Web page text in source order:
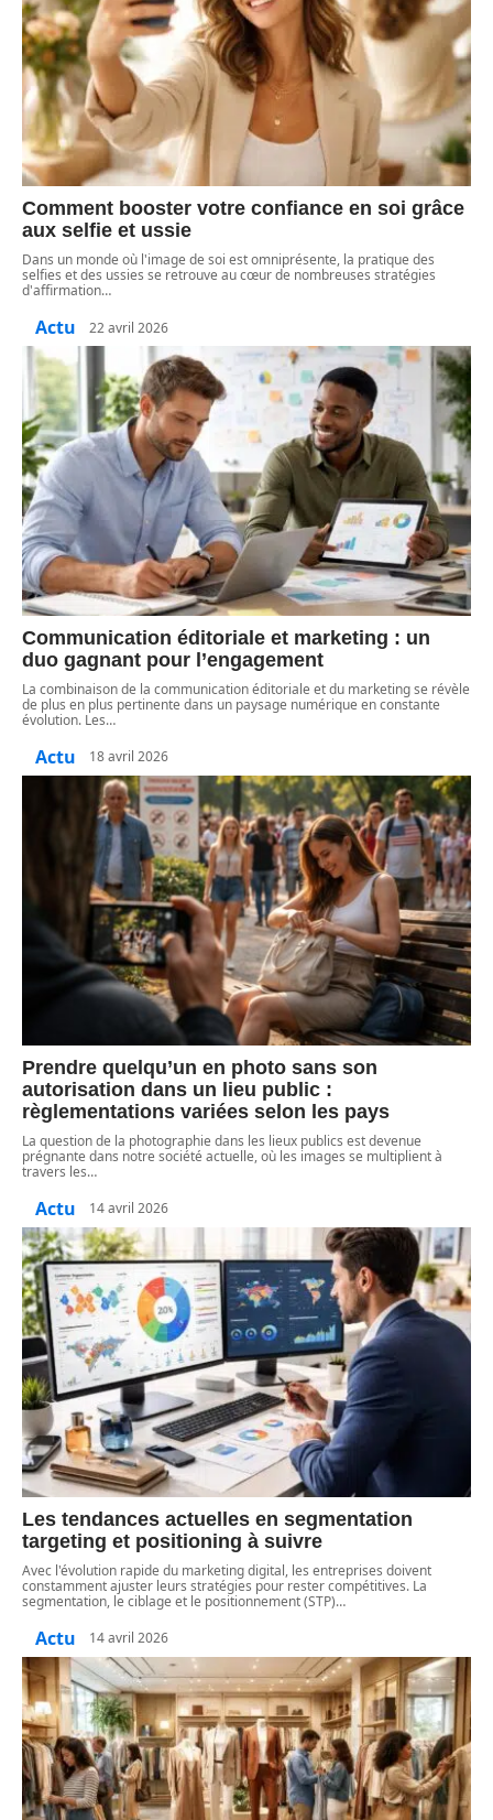
Comment booster votre confiance en soi grâce
aux selfie et ussie
Dans un monde où l'image de soi est omniprésente, la pratique des
selfies et des ussies se retrouve au cœur de nombreuses stratégies
d'affirmation…
Actu 22 avril 2026
Communication éditoriale et marketing : un
duo gagnant pour l’engagement
La combinaison de la communication éditoriale et du marketing se révèle
de plus en plus pertinente dans un paysage numérique en constante
évolution. Les…
Actu 18 avril 2026
Prendre quelqu’un en photo sans son
autorisation dans un lieu public :
règlementations variées selon les pays
La question de la photographie dans les lieux publics est devenue
prégnante dans notre société actuelle, où les images se multiplient à
travers les…
Actu 14 avril 2026
Les tendances actuelles en segmentation
targeting et positioning à suivre
Avec l'évolution rapide du marketing digital, les entreprises doivent
constamment ajuster leurs stratégies pour rester compétitives. La
segmentation, le ciblage et le positionnement (STP)…
Actu 14 avril 2026